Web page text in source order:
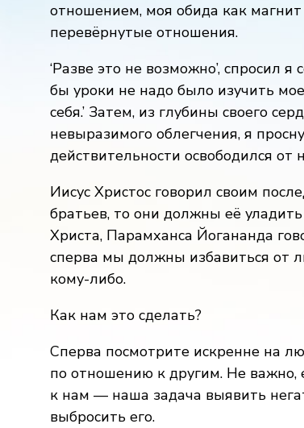
отношением, моя обида как
перевёрнутые отношения.
‘Разве это не возможно’, спросил
бы уроки не надо было изучить
себя.’ Затем, из глубины своего
невыразимого облегчения, я
действительности освободился от
Иисус Христос говорил своим
братьев, то они должны её
Христа, Парамханса Йогананда
сперва мы должны избавиться от
кому-либо.
Как нам это сделать?
Сперва посмотрите искренне на
по отношению к другим. Не
к нам — наша задача выявить
выбросить его.